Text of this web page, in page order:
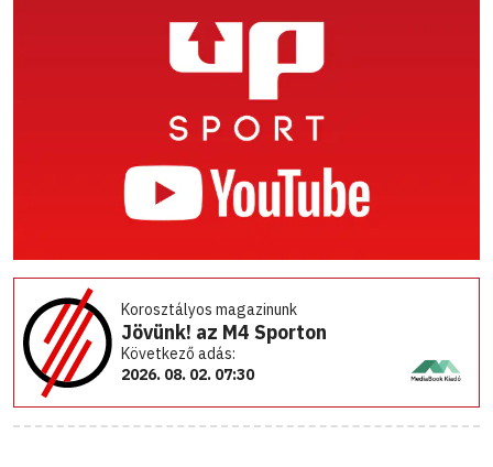
Korosztályos magazinunk
Jövünk! az M4 Sporton
Következő adás:
2026. 08. 02. 07:30